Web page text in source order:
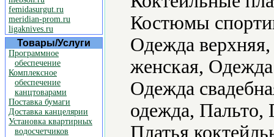
femidasurgut.ru
meridian-prom.ru
ligaknives.ru
Товары/Услуги
Программное
обеспечение
Комплексное
обеспечение
канцтоварами
Поставка бумаги
Доставка канцелярии
Установка квартирных
водосчетчиков
Костюмы
Одежда
женская,
Одежда
одежда, Пальто,
Платья